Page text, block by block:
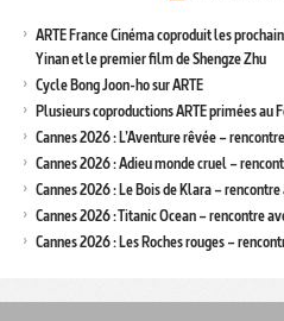
ARTE France Cinéma coproduit les
Yinan et le premier film de Shengze Zhu
Cycle Bong Joon-ho sur ARTE
Plusieurs coproductions ARTE primées au
Cannes 2026 : L’Aventure rêvée –
Cannes 2026 : Adieu monde cruel –
Cannes 2026 : Le Bois de Klara –
Cannes 2026 : Titanic Ocean – rencontre
Cannes 2026 : Les Roches rouges –